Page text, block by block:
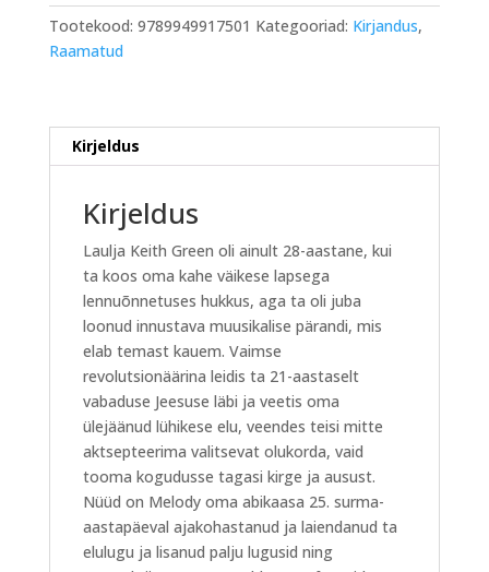
kogus
Tootekood: 9789949917501 Kategooriad: Kirjandus,
Raamatud
Kirjeldus
Kirjeldus
Laulja Keith Green oli ainult 28-aastane, kui
ta koos oma kahe väikese lapsega
lennuõnnetuses hukkus, aga ta oli juba
loonud innustava muusikalise pärandi, mis
elab temast kauem. Vaimse
revolutsionäärina leidis ta 21-aastaselt
vabaduse Jeesuse läbi ja veetis oma
ülejäänud lühikese elu, veendes teisi mitte
aktsepteerima valitsevat olukorda, vaid
tooma kogudusse tagasi kirge ja ausust.
Nüüd on Melody oma abikaasa 25. surma-
aastapäeval ajakohastanud ja laiendanud ta
elulugu ja lisanud palju lugusid ning